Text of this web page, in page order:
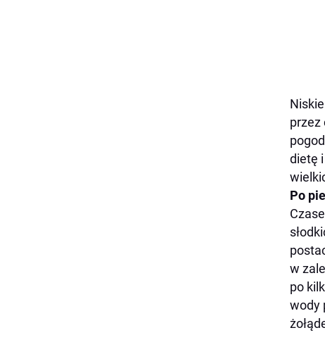
przez
dietę
Po
w
po
wody